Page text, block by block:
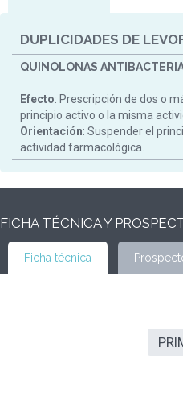
DUPLICIDADES DE
QUINOLONAS
Efecto: Prescripción de dos o
principio activo o la misma
Orientación: Suspender el
actividad farmacológica.
FICHA TÉCNICA Y
Ficha técnica